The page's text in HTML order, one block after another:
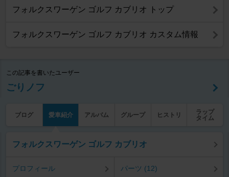
フォルクスワーゲン ゴルフ カブリオ トップ
フォルクスワーゲン ゴルフ カブリオ カスタム情報
この記事を書いたユーザー
ごりノフ
ブログ 愛車紹介 アルバム グループ ヒストリ
ラップ
タイム
フォルクスワーゲン ゴルフ カブリオ
プロフィール パーツ (12)